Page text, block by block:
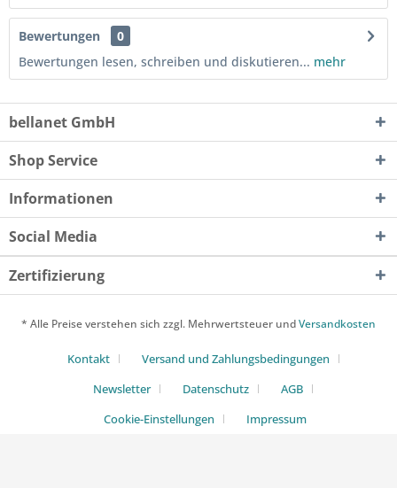
Bewertungen
0
Bewertungen lesen, schreiben und diskutieren... mehr
bellanet GmbH
Shop Service
Informationen
Social Media
Zertifizierung
* Alle Preise verstehen sich zzgl. Mehrwertsteuer undVersandkosten
Kontakt
Versand und Zahlungsbedingungen
Newsletter
Datenschutz
AGB
Cookie-Einstellungen
Impressum